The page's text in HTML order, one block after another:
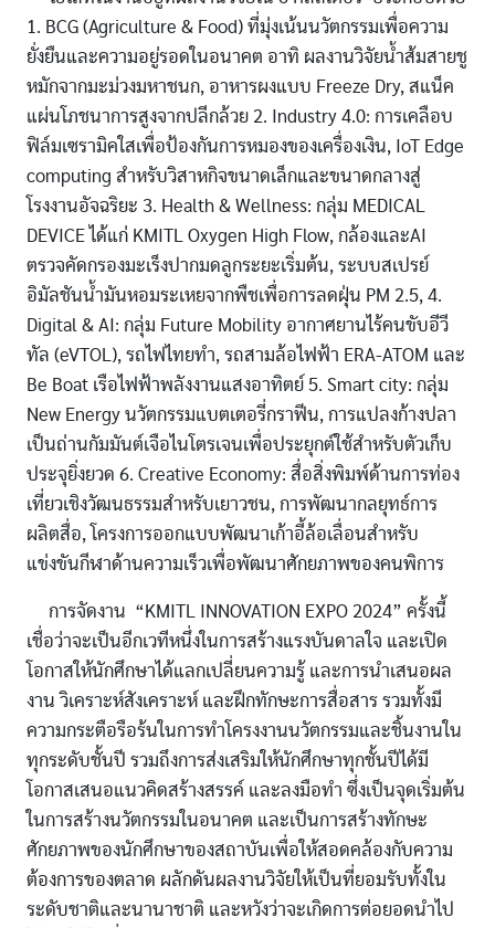
1. BCG (Agriculture & Food) ที่มุ่งเน้นนวัตกรรมเพื่อความ
ยั่งยืนและความอยู่รอดในอนาคต อาทิ ผลงานวิจัยนํ้าส้มสายชู
หมักจากมะม่วงมหาชนก, อาหารผงแบบ Freeze Dry, สแน็ค
แผ่นโภชนาการสูงจากปลีกล้วย 2. Industry 4.0: การเคลือบ
ฟิล์มเซรามิคใสเพื่อป้องกันการหมองของเครื่องเงิน, IoT Edge
computing สําหรับวิสาหกิจขนาดเล็กและขนาดกลางสู่
โรงงานอัจฉริยะ 3. Health & Wellness: กลุ่ม MEDICAL
DEVICE ได้แก่ KMITL Oxygen High Flow, กล้องและAI
ตรวจคัดกรองมะเร็งปากมดลูกระยะเริ่มต้น, ระบบสเปรย์
อิมัลชันน้ำมันหอมระเหยจากพืชเพื่อการลดฝุ่น PM 2.5, 4.
Digital & AI: กลุ่ม Future Mobility อากาศยานไร้คนขับอีวี
ทัล (eVTOL), รถไฟไทยทํา, รถสามล้อไฟฟ้า ERA-ATOM และ
Be Boat เรือไฟฟ้าพลังงานแสงอาทิตย์ 5. Smart city: กลุ่ม
New Energy นวัตกรรมแบตเตอรี่กราฟีน, การแปลงก้างปลา
เป็นถ่านกัมมันต์เจือไนโตรเจนเพื่อประยุกต์ใช้สําหรับตัวเก็บ
ประจุยิ่งยวด 6. Creative Economy: สื่อสิ่งพิมพ์ด้านการท่อง
เที่ยวเชิงวัฒนธรรมสําหรับเยาวชน, การพัฒนากลยุทธ์การ
ผลิตสื่อ, โครงการออกแบบพัฒนาเก้าอี้ล้อเลื่อนสําหรับ
แข่งขันกีฬาด้านความเร็วเพื่อพัฒนาศักยภาพของคนพิการ
การจัดงาน “KMITL INNOVATION EXPO 2024” ครั้งนี้
เชื่อว่าจะเป็นอีกเวทีหนึ่งในการสร้างแรงบันดาลใจ และเปิด
โอกาสให้นักศึกษาได้แลกเปลี่ยนความรู้ และการนําเสนอผล
งาน วิเคราะห์สังเคราะห์ และฝึกทักษะการสื่อสาร รวมทั้งมี
ความกระตือรือร้นในการทําโครงงานนวัตกรรมและชิ้นงานใน
ทุกระดับชั้นปี รวมถึงการส่งเสริมให้นักศึกษาทุกชั้นปีได้มี
โอกาสเสนอแนวคิดสร้างสรรค์ และลงมือทํา ซึ่งเป็นจุดเริ่มต้น
ในการสร้างนวัตกรรมในอนาคต และเป็นการสร้างทักษะ
ศักยภาพของนักศึกษาของสถาบันเพื่อให้สอดคล้องกับความ
ต้องการของตลาด ผลักดันผลงานวิจัยให้เป็นที่ยอมรับทั้งใน
ระดับชาติและนานาชาติ และหวังว่าจะเกิดการต่อยอดนําไป